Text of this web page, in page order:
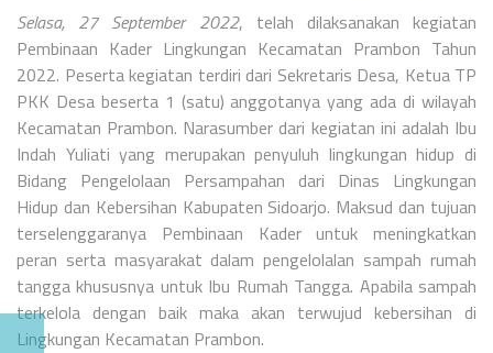
Selasa, 27 September 2022, telah dilaksanakan kegiatan
Pembinaan Kader Lingkungan Kecamatan Prambon Tahun
2022. Peserta kegiatan terdiri dari Sekretaris Desa, Ketua TP
PKK Desa beserta 1 (satu) anggotanya yang ada di wilayah
Kecamatan Prambon. Narasumber dari kegiatan ini adalah Ibu
Indah Yuliati yang merupakan penyuluh lingkungan hidup di
Bidang Pengelolaan Persampahan dari Dinas Lingkungan
Hidup dan Kebersihan Kabupaten Sidoarjo. Maksud dan tujuan
terselenggaranya Pembinaan Kader untuk meningkatkan
peran serta masyarakat dalam pengelolalan sampah rumah
tangga khususnya untuk Ibu Rumah Tangga. Apabila sampah
terkelola dengan baik maka akan terwujud kebersihan di
Lingkungan Kecamatan Prambon.